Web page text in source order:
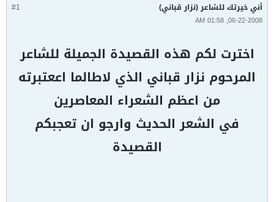
#1 أني خيرتك للشاعر (نزار قباني)
06-22-2008, 01:58 AM
اخترت لكم هذه القصيدة الجميلة للشاعر
المرحوم نزار قباني الذي لاطالما اععتبرته
من اعظم الشعراء المعاصرين
في الشعر الحديث وارجو ان تعجبكم
القصيدة